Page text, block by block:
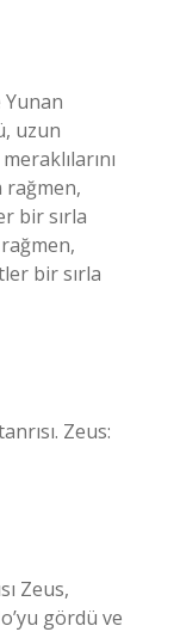
Yunan
uzun
rağmen,
bir sırla
bir sırla
Zeus:
Zeus,
gördü ve